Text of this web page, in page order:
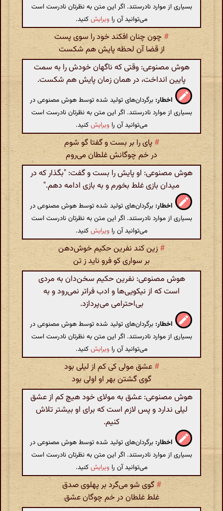
بسیاری از موارد نادرستند. اگر این متن به نظرتان نادرست است
می‌توانید آن را ویرایشکنید.
# چون چنان افکند خود را سوی پست
از قضا آن لحظه پایش هم شکست
هوش مصنوعی: وقتی که ناگهان خودش را به سمت
پایین انداخت، در همان زمان پایش هم شکست.
اخطار: برگردان‌های تولید شده توسط هوش مصنوعی در
بسیاری از موارد نادرستند. اگر این متن به نظرتان نادرست است
می‌توانید آن را ویرایشکنید.
#پای را بر بست و گفتا گو شوم
در خم چوگانش غلطان می‌روم
هوش مصنوعی: او پایش را بست و گفت: "بگذار که در
میدان بازی غلط بخورم و به بازی ادامه دهم."
اخطار: برگردان‌های تولید شده توسط هوش مصنوعی در
بسیاری از موارد نادرستند. اگر این متن به نظرتان نادرست است
می‌توانید آن را ویرایشکنید.
# زین کند نفرین حکیم خوش‌دهن
بر سواری کو فرو ناید ز تن
هوش مصنوعی: نفرین حکیم سخن‌دان به مردی
است که از نیکویی‌ها و ادب فراتر نمی‌رود و به
بی‌احترامی می‌پردازد.
اخطار: برگردان‌های تولید شده توسط هوش مصنوعی در
بسیاری از موارد نادرستند. اگر این متن به نظرتان نادرست است
می‌توانید آن را ویرایشکنید.
# عشق مولی کی کم از لیلی بود
گوی گشتن بهر او اولی بود
هوش مصنوعی: عشق به مولای خود هیچ کم از عشق
لیلی ندارد و پس لازم است که برای او بیشتر تلاش
کنیم.
اخطار: برگردان‌های تولید شده توسط هوش مصنوعی در
بسیاری از موارد نادرستند. اگر این متن به نظرتان نادرست است
می‌توانید آن را ویرایشکنید.
# گوی شو می‌گرد بر پهلوی صدق
غلط غلطان در خم چوگان عشق